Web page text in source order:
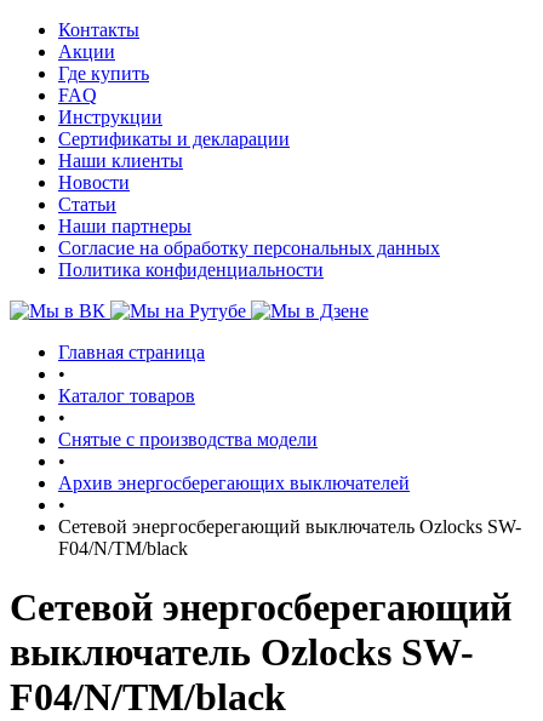
Контакты
Акции
Где купить
FAQ
Инструкции
Сертификаты и декларации
Наши клиенты
Новости
Статьи
Наши партнеры
Согласие на обработку персональных данных
Политика конфиденциальности
Главная страница
•
Каталог товаров
•
Снятые с производства модели
•
Архив энергосберегающих выключателей
•
Сетевой энергосберегающий выключатель Ozlocks SW-
F04/N/TM/black
Сетевой энергосберегающий
выключатель Ozlocks SW-
F04/N/TM/black